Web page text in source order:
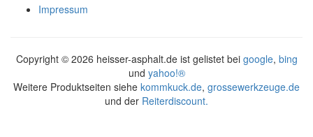
Impressum
Copyright © 2026 heisser-asphalt.de ist gelistet bei google, bing
und yahoo!®
Weitere Produktseiten siehe kommkuck.de, grossewerkzeuge.de
und der Reiterdiscount.